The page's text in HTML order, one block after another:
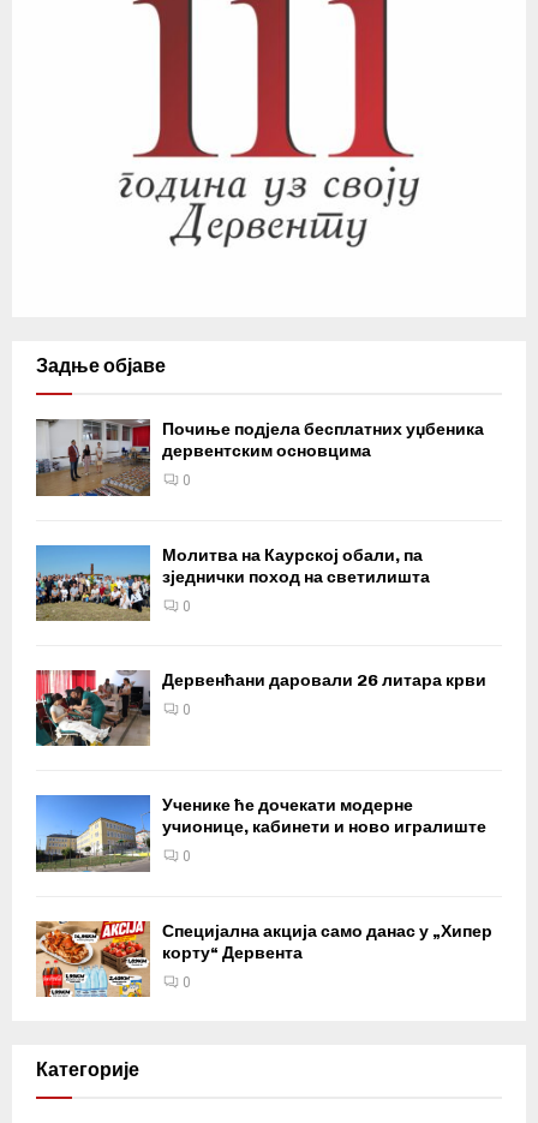
Задње објаве
Почиње подјела бесплатних уџбеника
дервентским основцима
0
Молитва на Каурској обали, па
зједнички поход на светилишта
0
Дервенћани даровали 26 литара крви
0
Ученике ће дочекати модерне
учионице, кабинети и ново игралиште
0
Специјална акција само данас у „Хипер
корту“ Дервента
0
Категорије